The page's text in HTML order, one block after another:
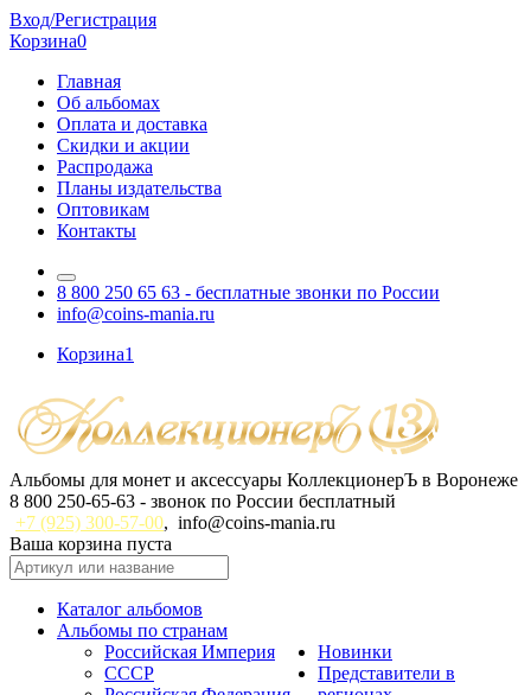
Вход/Регистрация
Корзина0
Главная
Об альбомах
Оплата и доставка
Скидки и акции
Распродажа
Планы издательства
Оптовикам
Контакты
8 800 250 65 63 - бесплатные звонки по России
info@coins-mania.ru
Корзина1
Альбомы для монет и аксессуары КоллекционерЪ в Воронеже
8 800 250-65-63 - звонок по России бесплатный
+7 (925) 300-57-00, info@coins-mania.ru
Ваша корзина пуста
Каталог альбомов
Альбомы по странам
Российская Империя
СССР
Новинки
Представители в